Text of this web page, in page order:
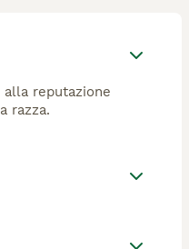
alla reputazione
razza.